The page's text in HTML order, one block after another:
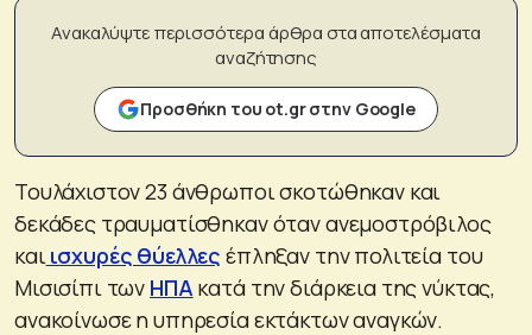
Ανακαλύψτε περισσότερα άρθρα στα αποτελέσματα
αναζήτησης
Προσθήκη του ot.gr στην Google
Τουλάχιστον 23 άνθρωποι σκοτώθηκαν και
δεκάδες τραυματίσθηκαν όταν ανεμοστρόβιλος
και ισχυρές θύελλες έπληξαν την πολιτεία του
Μισισίπι των ΗΠΑ κατά την διάρκεια της νύκτας,
ανακοίνωσε η υπηρεσία εκτάκτων αναγκών.